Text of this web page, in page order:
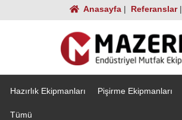
Anasayfa | Referanslar|
Hazırlık Ekipmanları Pişirme Ekipmanları
Tümü